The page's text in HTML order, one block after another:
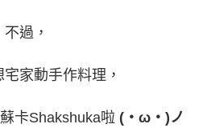
不過，
家動手作料理，
卡Shakshuka啦 (・ω・)ノ